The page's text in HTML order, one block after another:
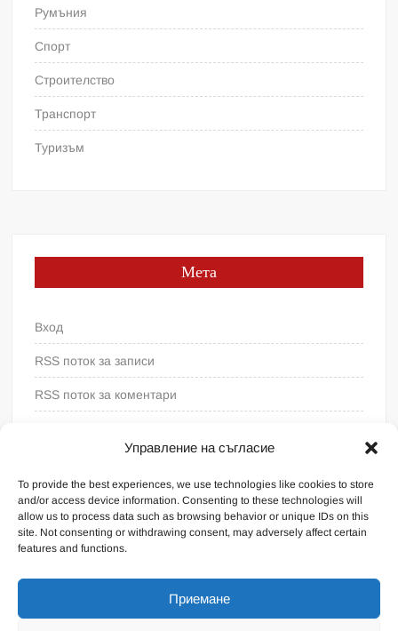
Управление на съгласие
To provide the best experiences, we use technologies like cookies to store
and/or access device information. Consenting to these technologies will
allow us to process data such as browsing behavior or unique IDs on this
site. Not consenting or withdrawing consent, may adversely affect certain
features and functions.
Приемане
Румъния
Спорт
Строителство
Транспорт
Туризъм
Мета
Вход
RSS поток за записи
RSS поток за коментари